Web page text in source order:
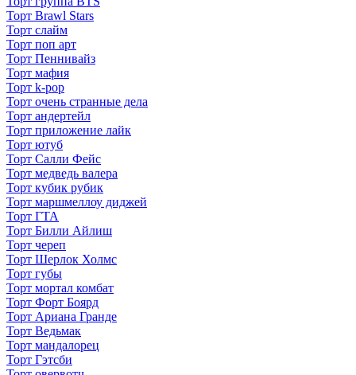
Торт Brawl Stars
Торт слайм
Торт поп арт
Торт Пеннивайз
Торт мафия
Торт k-pop
Торт очень странные дела
Торт андертейл
Торт приложение лайк
Торт ютуб
Торт Салли Фейс
Торт медведь валера
Торт кубик рубик
Торт маршмеллоу диджей
Торт ГТА
Торт Билли Айлиш
Торт череп
Торт Шерлок Холмс
Торт губы
Торт мортал комбат
Торт Форт Боярд
Торт Ариана Гранде
Торт Ведьмак
Торт мандалорец
Торт Гэтсби